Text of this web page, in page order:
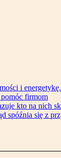
i
pomóc firmom
kto na nich
spóźnia się z